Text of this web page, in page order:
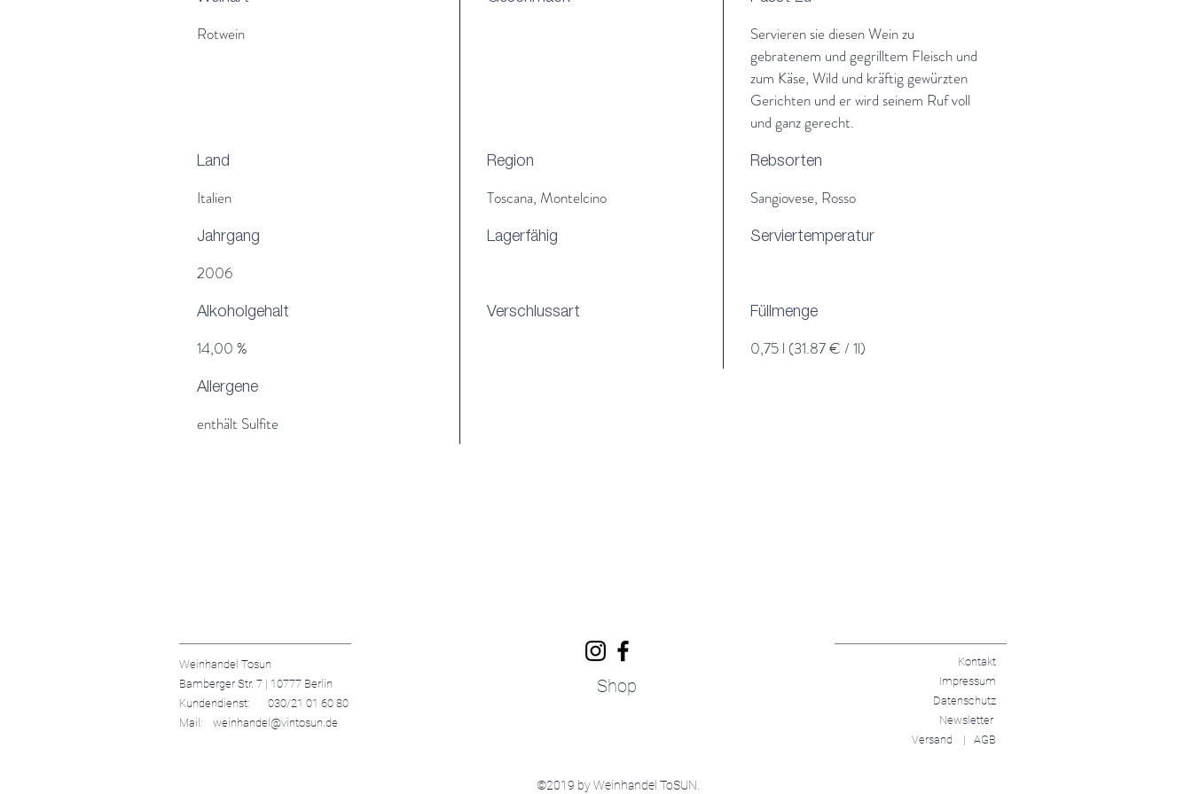
Punkte James suckling, 96 Punkte
Parker's Wine Advocate, 96 Punkte
Vinous Antonio Galloni und 95 Punkte
Wine Spectator.
Rotwein
Servieren sie diesen Wein zu
gebratenem und gegrilltem Fleisch und
zum Käse, Wild und kräftig gewürzten
Gerichten und er wird seinem Ruf voll
und ganz gerecht.
Land
Italien
Region
Toscana, Montelcino
Rebsorten
Sangiovese, Rosso
Jahrgang
2006
Lagerfähig Serviertemperatur
Alkoholgehalt
14,00 %
Verschlussart Füllmenge
0,75 l (31.87 € / 1l)
Allergene
enthält Sulfite
Weinhandel Tosun
Bamberger Str. 7 | 10777 Berlin
Kundendienst: 030/21 01 60 80
Mail: weinhandel@vintosun.de
Shop
Kontakt
Impressum
Datenschutz
Newsletter
Versand | AGB
©2019 by Weinhandel ToSUN.